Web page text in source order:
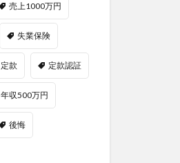
売上1000万円
失業保険
定款 定款認証
年収500万円
後悔